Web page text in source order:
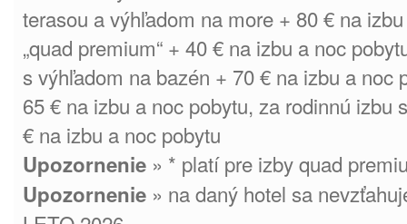
terasou a výhľadom na more + 80 € na
„quad premium“ + 40 € na izbu a noc
s výhľadom na bazén + 70 € na izbu a noc
65 € na izbu a noc pobytu, za rodinnú izbu
€ na izbu a noc pobytu
Upozornenie » * platí pre izby quad
Upozornenie » na daný hotel sa